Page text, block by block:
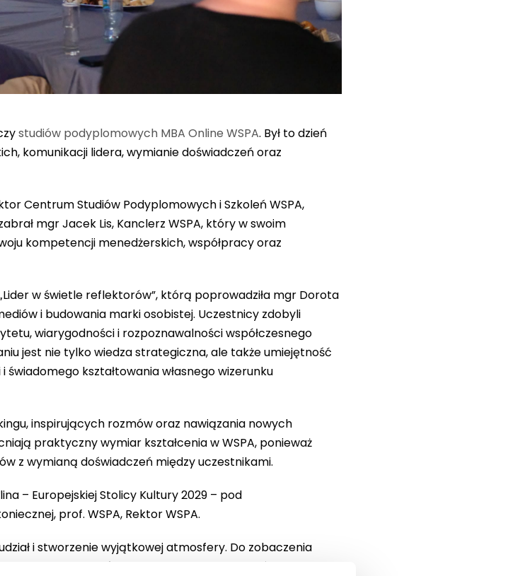
studiów podyplomowych MBA Online WSPA. Był to dzień
komunikacji lidera, wymianie doświadczeń oraz
Centrum Studiów Podyplomowych i Szkoleń WSPA,
mgr Jacek Lis, Kanclerz WSPA, który w swoim
kompetencji menedżerskich, współpracy oraz
w świetle reflektorów”, którą poprowadziła mgr Dorota
i budowania marki osobistej. Uczestnicy zdobyli
wiarygodności i rozpoznawalności współczesnego
jest nie tylko wiedza strategiczna, ale także umiejętność
kształtowania własnego wizerunku
inspirujących rozmów oraz nawiązania nowych
praktyczny wymiar kształcenia w WSPA, ponieważ
z wymianą doświadczeń między uczestnikami.
– Europejskiej Stolicy Kultury 2029 – pod
prof. WSPA, Rektor WSPA.
i stworzenie wyjątkowej atmosfery. Do zobaczenia
Centrum Studiów Podyplomowych i Szkoleń WSPA.